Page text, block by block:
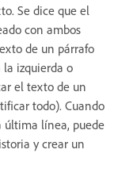
Se dice que el
con ambos
de un párrafo
izquierda o
el texto de un
todo). Cuando
última línea, puede
y crear un